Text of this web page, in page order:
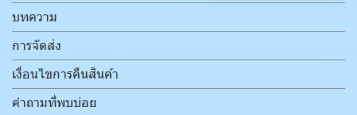
บทความ
การจัดส่ง
เงื่อนไขการคืนสินค้า
คำถามที่พบบ่อย